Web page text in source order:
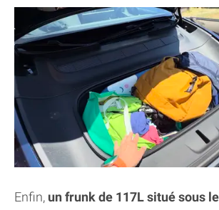
Enfin, un frunk de 117L situé sous